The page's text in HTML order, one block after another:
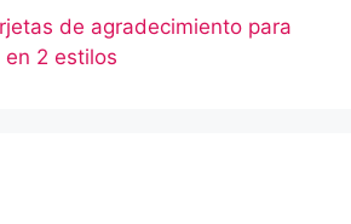
de agradecimiento para
en 2 estilos